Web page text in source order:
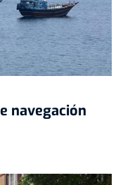
navegación